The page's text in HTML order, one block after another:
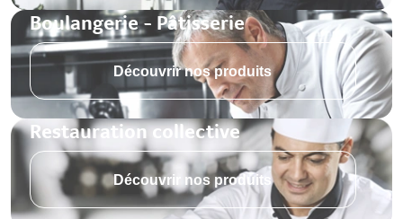
Boulangerie - Pâtisserie
Découvrir nos produits
Restauration collective
Découvrir nos produits